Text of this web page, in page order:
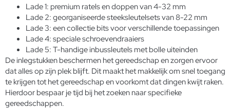
Lade 1: premium ratels en doppen van 4-32 mm
Lade 2: georganiseerde steeksleutelsets van 8-22 mm
Lade 3: een collectie bits voor verschillende toepassingen
Lade 4: speciale schroevendraaiers
Lade 5: T-handige inbussleutels met bolle uiteinden
De inlegstukken beschermen het gereedschap en zorgen ervoor
dat alles op zijn plek blijft. Dit maakt het makkelijk om snel toegang
te krijgen tot het gereedschap en voorkomt dat dingen kwijt raken.
Hierdoor bespaar je tijd bij het zoeken naar specifieke
gereedschappen.